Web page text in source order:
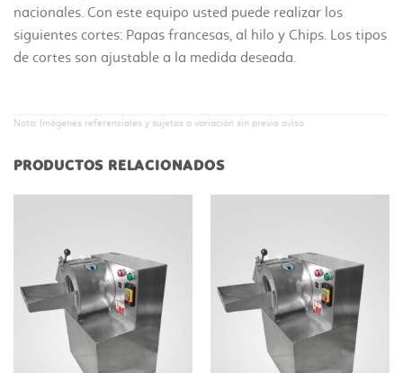
nacionales. Con este equipo usted puede realizar los
siguientes cortes: Papas francesas, al hilo y Chips. Los tipos
de cortes son ajustable a la medida deseada.
Nota: Imágenes referenciales y sujetas a variación sin previo aviso
PRODUCTOS RELACIONADOS